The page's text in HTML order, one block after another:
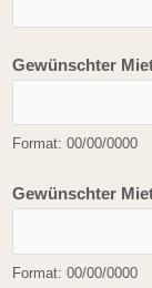
E
d
)
ü
Gewünschter
Format: 00/00/0000
Gewünschter
Format: 00/00/0000